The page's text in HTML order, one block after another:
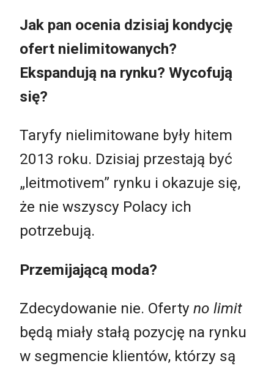
Jak pan ocenia dzisiaj kondycję
ofert nielimitowanych?
Ekspandują na rynku? Wycofują
się?
Taryfy nielimitowane były hitem
2013 roku. Dzisiaj przestają być
„leitmotivem” rynku i okazuje się,
że nie wszyscy Polacy ich
potrzebują.
Przemijającą moda?
Zdecydowanie nie. Oferty no limit
będą miały stałą pozycję na rynku
w segmencie klientów, którzy są